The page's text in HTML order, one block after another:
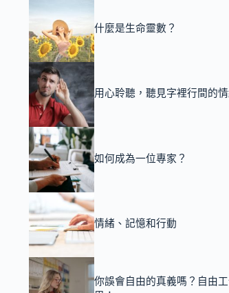
什麼是生命靈數？
用心聆聽，聽見字裡行間的
如何成為一位專家？
情緒、記憶和行動
你誤會自由的真義嗎？自由